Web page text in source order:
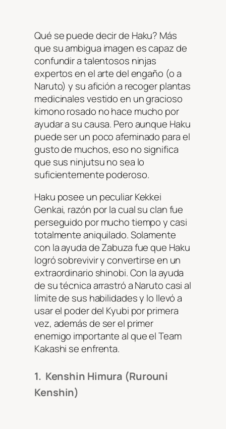
Qué se puede decir de Haku? Más
que su ambigua imagen es capaz de
confundir a talentosos ninjas
expertos en el arte del engaño (o a
Naruto) y su afición a recoger plantas
medicinales vestido en un gracioso
kimono rosado no hace mucho por
ayudar a su causa. Pero aunque Haku
puede ser un poco afeminado para el
gusto de muchos, eso no significa
que sus ninjutsu no sea lo
suficientemente poderoso.
Haku posee un peculiar Kekkei
Genkai, razón por la cual su clan fue
perseguido por mucho tiempo y casi
totalmente aniquilado. Solamente
con la ayuda de Zabuza fue que Haku
logró sobrevivir y convertirse en un
extraordinario shinobi. Con la ayuda
de su técnica arrastró a Naruto casi al
límite de sus habilidades y lo llevó a
usar el poder del Kyubi por primera
vez, además de ser el primer
enemigo importante al que el Team
Kakashi se enfrenta.
1. Kenshin Himura (Rurouni
Kenshin)